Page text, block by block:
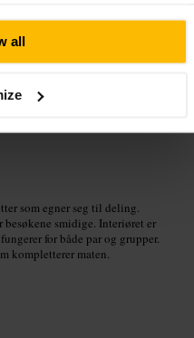
all
som egner seg til deling.
smidige. Interiøret er
for både par og grupper.
kompletterer maten.